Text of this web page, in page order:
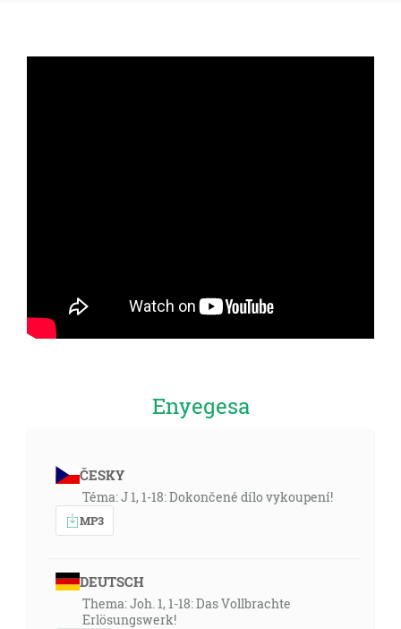
Enyegesa
ČESKY
Téma: J 1, 1-18: Dokončené dílo vykoupení!
MP3
DEUTSCH
Thema: Joh. 1, 1-18: Das Vollbrachte
Erlösungswerk!